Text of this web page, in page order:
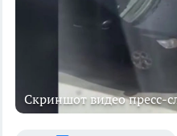
Скриншот видео пресс-